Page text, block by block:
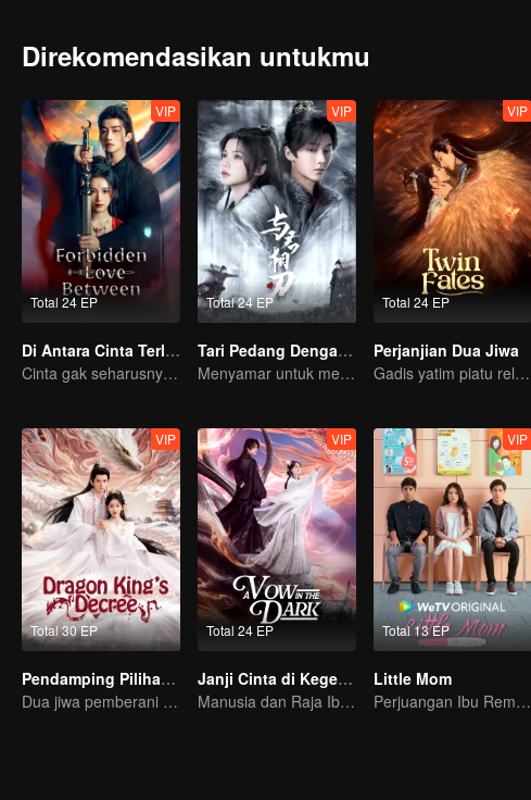
Direkomendasikan untukmu
Total 24 EP
VIP
Di Antara Cinta Terlarang
Cinta gak seharusnya ada antara mereka
Total 24 EP
VIP
Tari Pedang Denganmu
Menyamar untuk membunuh
Total 24 EP
VIP
Perjanjian Dua Jiwa
Gadis yatim piatu rela menyerahkan dirinya untuk mengikat diri dengan Siluman Buas?
Total 30 EP
VIP
Pendamping Pilihan Raja Naga
Dua jiwa pemberani yang menolak takdir, bersatu untuk mengubah dunia.
Total 24 EP
VIP
Janji Cinta di Kegelapan
Manusia dan Raja Iblis yang saling jatuh cinta melawan segala takdir...
Total 13 EP
VIP
Little Mom
Perjuangan Ibu Remaja: Kisah di Usia 16 Tahun